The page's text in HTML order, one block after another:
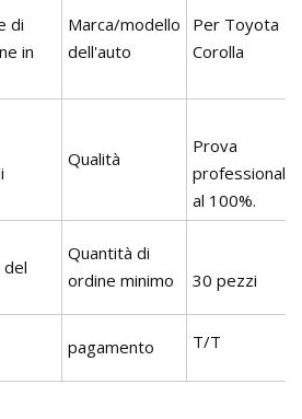
di
in
Marca/modello
dell'auto
Per Toyota
Corolla
Qualità
Prova
professionale
al 100%.
del
Quantità di
ordine minimo
30 pezzi
pagamento T/T